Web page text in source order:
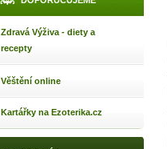
Zdravá Výživa - diety a
recepty
Věštění online
Kartářky na Ezoterika.cz